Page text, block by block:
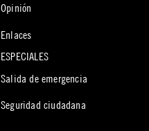
Opinión
Enlaces
ESPECIALES
Salida de emergencia
Seguridad ciudadana